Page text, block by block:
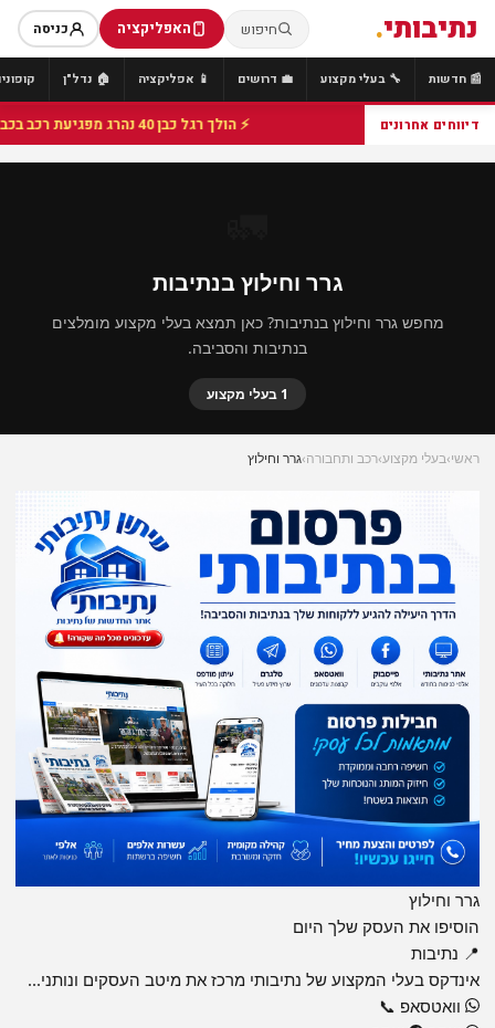
נתיבותי. חיפוש האפליקציה כניסה
📰 חדשות 🔧 בעלי מקצוע 💼 דרושים 📱 אפליקציה 🏠 נדל"ן
דיווחים אחרונים ⚡ הולך רגל כבן 40 נהרג מפגיעת רכב בכביש 25 סמוך לצומת הנשיא, מתנדבי זק"א פועלו בזירה
גרר וחילוץ בנתיבות
מחפש גרר וחילוץ בנתיבות? כאן תמצא בעלי מקצוע מומלצים
בנתיבות והסביבה.
1 בעלי מקצוע
ראשי›בעלי מקצוע›רכב ותחבורה›גרר וחילוץ
גרר וחילוץ
הוסיפו את העסק שלך היום
📍 נתיבות
אינדקס בעלי המקצוע של נתיבותי מרכז את מיטב העסקים ונותני...
וואטסאפ 📞